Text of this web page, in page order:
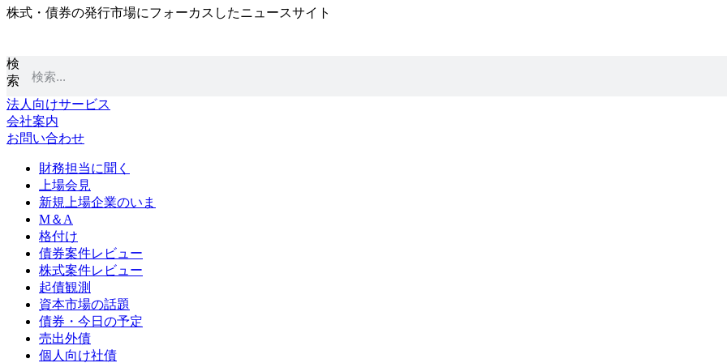
コ
ン
ツ
に
ス
キ
ッ
株式・債券の発行市場にフォーカスしたニュースサイト
検
索
法人向けサービス
会社案内
お問い合わせ
財務担当に聞く
上場会見
新規上場企業のいま
M＆A
格付け
債券案件レビュー
株式案件レビュー
起債観測
資本市場の話題
債券・今日の予定
売出外債
個人向け社債